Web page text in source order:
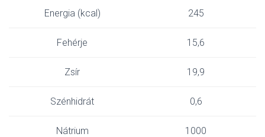
Energia (kcal) 245
Fehérje 15,6
Zsír 19,9
Szénhidrát 0,6
Nátrium 1000